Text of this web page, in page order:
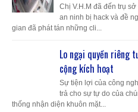
Chị V.H.M đã đến trụ
an ninh bị hack và đề
gian đã phát tán những cli...
Lo ngại quyền riêng
cộng kích hoạt
Sự tiện lợi của công
trả cho sự tự do của
thống nhận diện khuôn mặt...